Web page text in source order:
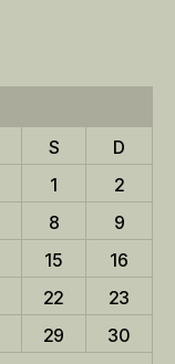
S
D
1
2
8
9
15
16
22
23
29
30